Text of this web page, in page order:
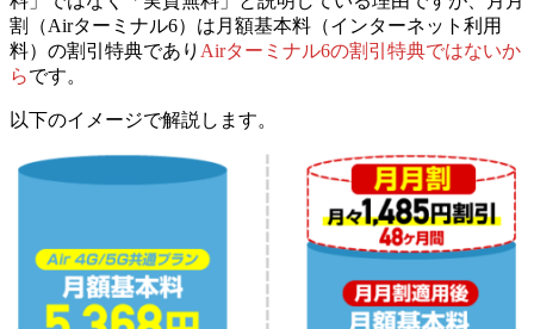
割（Airターミナル6）は月額基本料（インターネット利用
料）の割引特典であり Airターミナル6の割引特典ではないか
らです。
以下のイメージで解説します。